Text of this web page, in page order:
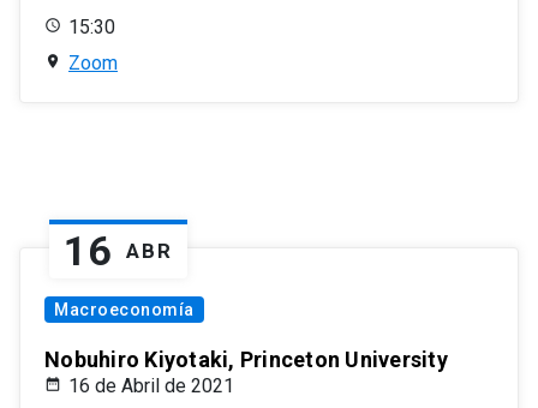
15:30
Zoom
16 ABR
Macroeconomía
Nobuhiro Kiyotaki, Princeton University
16 de Abril de 2021